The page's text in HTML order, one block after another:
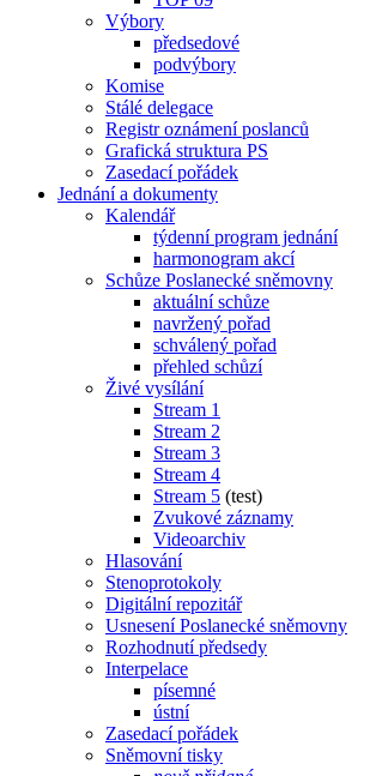
Výbory
předsedové
podvýbory
Komise
Stálé delegace
Registr oznámení poslanců
Grafická struktura PS
Zasedací pořádek
Jednání a dokumenty
Kalendář
týdenní program jednání
harmonogram akcí
Schůze Poslanecké sněmovny
aktuální schůze
navržený pořad
schválený pořad
přehled schůzí
Živé vysílání
Stream 1
Stream 2
Stream 3
Stream 4
Stream 5 (test)
Zvukové záznamy
Videoarchiv
Hlasování
Stenoprotokoly
Digitální repozitář
Usnesení Poslanecké sněmovny
Rozhodnutí předsedy
Interpelace
písemné
ústní
Zasedací pořádek
Sněmovní tisky